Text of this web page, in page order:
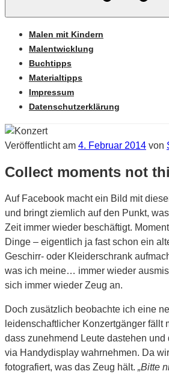
Malen mit Kindern
Malentwicklung
Buchtipps
Materialtipps
Impressum
Datenschutzerklärung
Veröffentlicht am 4. Februar 2014 von
Collect moments not
Auf Facebook macht ein Bild mit
und bringt ziemlich auf den Punkt,
Zeit immer wieder beschäftigt.
Dinge – eigentlich ja fast schon ein
Geschirr- oder Kleiderschrank
was ich meine… immer wieder
sich immer wieder Zeug an.
Doch zusätzlich beobachte ich eine
leidenschaftlicher Konzertgänger fällt
dass zunehmend Leute dastehen und
via Handydisplay wahrnehmen. Da
fotografiert, was das Zeug hält. „Bitte